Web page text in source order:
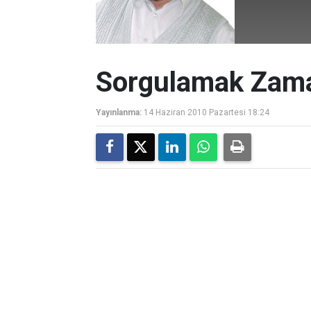
Sorgulamak
Yayınlanma: 14 Haziran 2010 Pazartesi 18:24